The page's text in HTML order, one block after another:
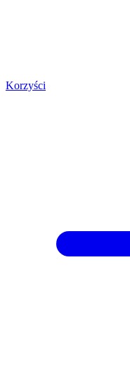
Korzyści